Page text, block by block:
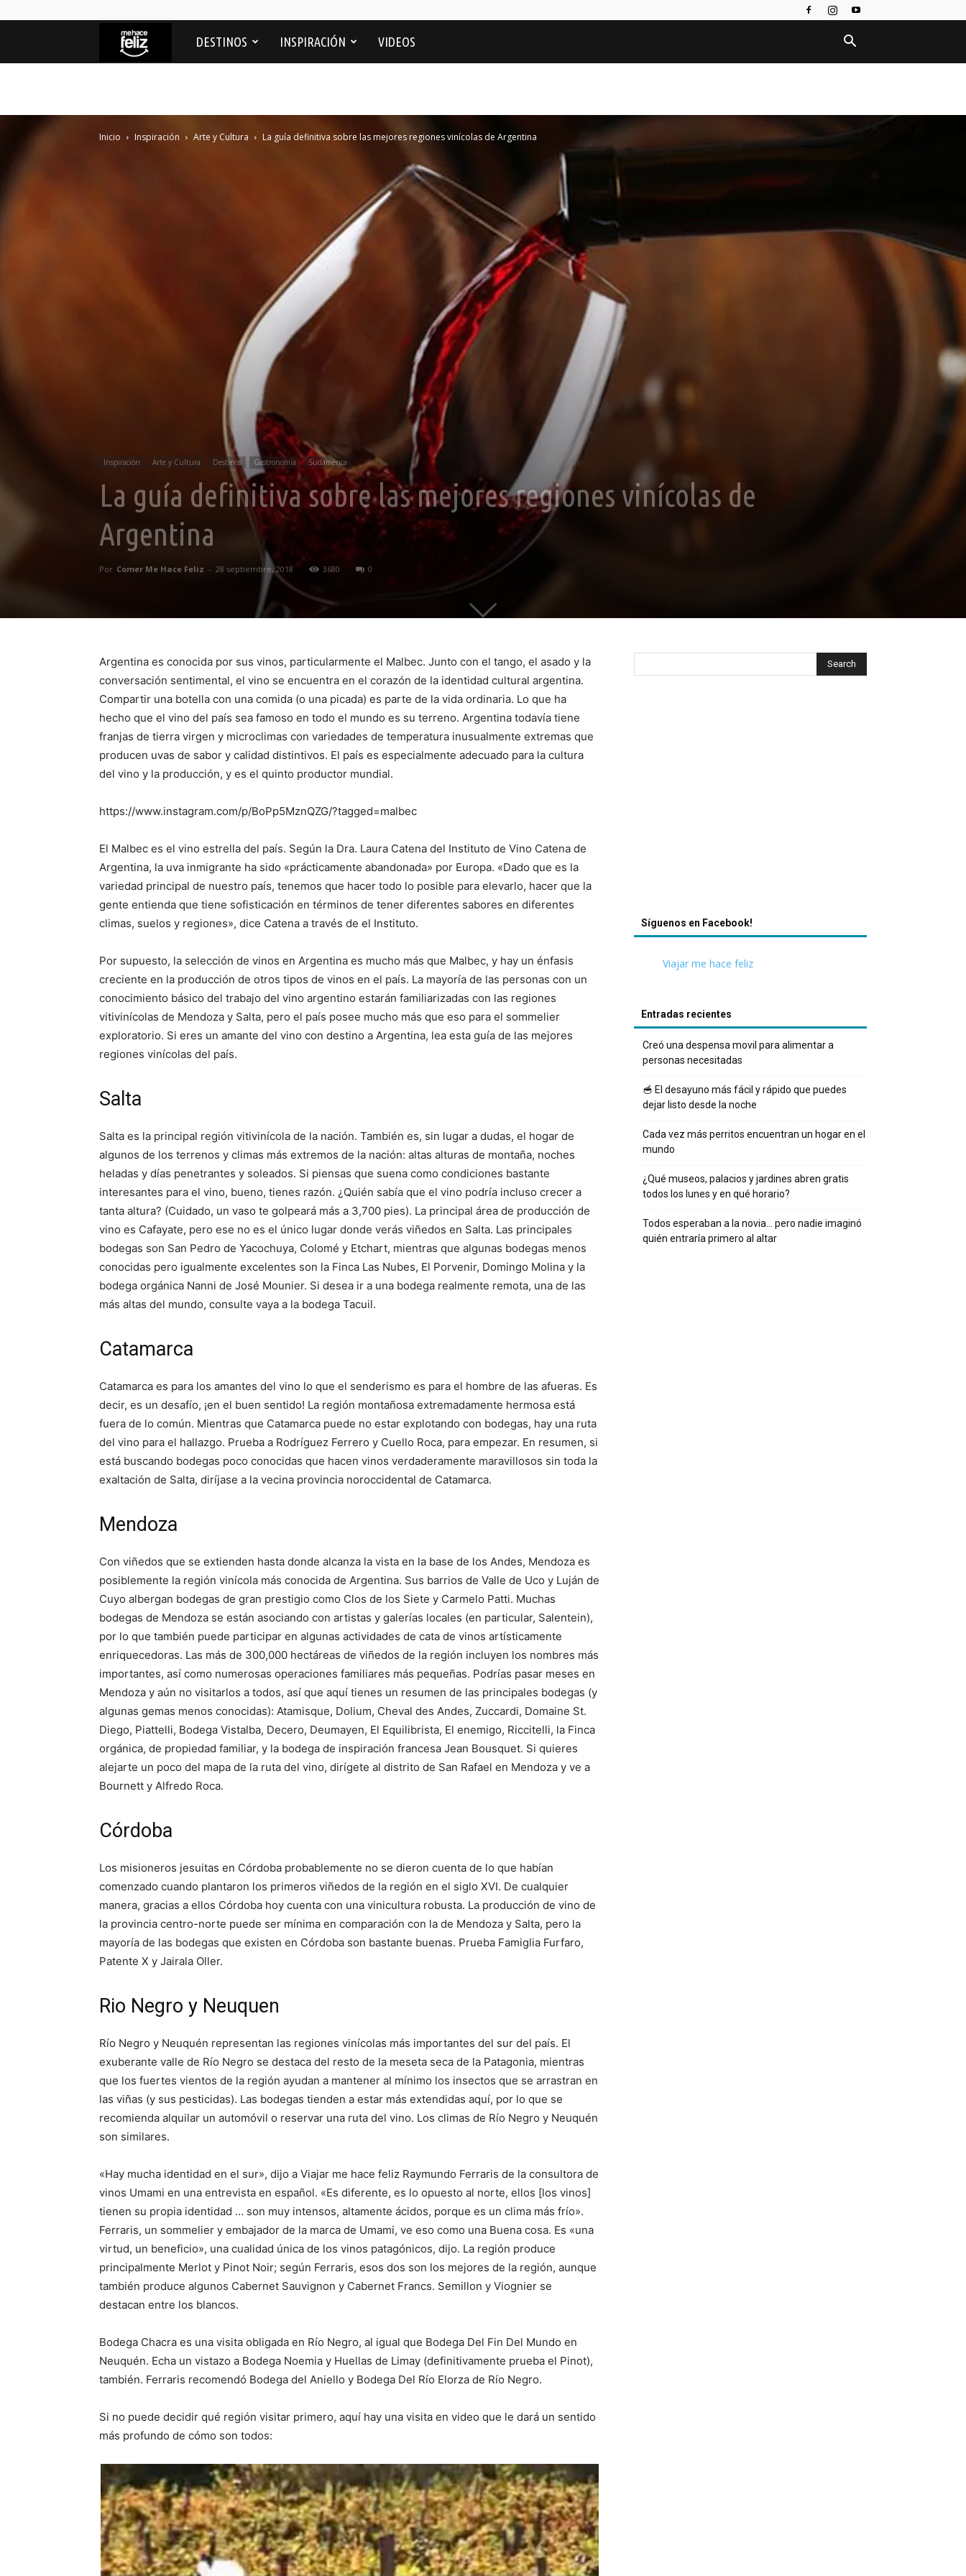
MeDESTINOS INSPIRACIÓN VIDEOS
Inicio Inspiración Arte y Cultura La guía definitiva sobre las mejores regiones vinícolas de Argentina
Inspiración Arte y Cultura Destinos Gastronomía Sudamérica
La guía definitiva sobre las mejores regiones vinícolas de
Argentina
Por Comer Me Hace Feliz - 28 septiembre, 2018 3680 0
Argentina es conocida por sus vinos, particularmente el Malbec. Junto con el tango, el asado y la
conversación sentimental, el vino se encuentra en el corazón de la identidad cultural argentina.
Compartir una botella con una comida (o una picada) es parte de la vida ordinaria. Lo que ha
hecho que el vino del país sea famoso en todo el mundo es su terreno. Argentina todavía tiene
franjas de tierra virgen y microclimas con variedades de temperatura inusualmente extremas que
producen uvas de sabor y calidad distintivos. El país es especialmente adecuado para la cultura
del vino y la producción, y es el quinto productor mundial.
https://www.instagram.com/p/BoPp5MznQZG/?tagged=malbec
El Malbec es el vino estrella del país. Según la Dra. Laura Catena del Instituto de Vino Catena de
Argentina, la uva inmigrante ha sido «prácticamente abandonada» por Europa. «Dado que es la
variedad principal de nuestro país, tenemos que hacer todo lo posible para elevarlo, hacer que la
gente entienda que tiene sofisticación en términos de tener diferentes sabores en diferentes
climas, suelos y regiones», dice Catena a través de el Instituto.
Por supuesto, la selección de vinos en Argentina es mucho más que Malbec, y hay un énfasis
creciente en la producción de otros tipos de vinos en el país. La mayoría de las personas con un
conocimiento básico del trabajo del vino argentino estarán familiarizadas con las regiones
vitivinícolas de Mendoza y Salta, pero el país posee mucho más que eso para el sommelier
exploratorio. Si eres un amante del vino con destino a Argentina, lea esta guía de las mejores
regiones vinícolas del país.
Salta
Salta es la principal región vitivinícola de la nación. También es, sin lugar a dudas, el hogar de
algunos de los terrenos y climas más extremos de la nación: altas alturas de montaña, noches
heladas y días penetrantes y soleados. Si piensas que suena como condiciones bastante
interesantes para el vino, bueno, tienes razón. ¿Quién sabía que el vino podría incluso crecer a
tanta altura? (Cuidado, un vaso te golpeará más a 3,700 pies). La principal área de producción de
vino es Cafayate, pero ese no es el único lugar donde verás viñedos en Salta. Las principales
bodegas son San Pedro de Yacochuya, Colomé y Etchart, mientras que algunas bodegas menos
conocidas pero igualmente excelentes son la Finca Las Nubes, El Porvenir, Domingo Molina y la
bodega orgánica Nanni de José Mounier. Si desea ir a una bodega realmente remota, una de las
más altas del mundo, consulte vaya a la bodega Tacuil.
Catamarca
Catamarca es para los amantes del vino lo que el senderismo es para el hombre de las afueras. Es
decir, es un desafío, ¡en el buen sentido! La región montañosa extremadamente hermosa está
fuera de lo común. Mientras que Catamarca puede no estar explotando con bodegas, hay una ruta
del vino para el hallazgo. Prueba a Rodríguez Ferrero y Cuello Roca, para empezar. En resumen, si
está buscando bodegas poco conocidas que hacen vinos verdaderamente maravillosos sin toda la
exaltación de Salta, diríjase a la vecina provincia noroccidental de Catamarca.
Mendoza
Con viñedos que se extienden hasta donde alcanza la vista en la base de los Andes, Mendoza es
posiblemente la región vinícola más conocida de Argentina. Sus barrios de Valle de Uco y Luján de
Cuyo albergan bodegas de gran prestigio como Clos de los Siete y Carmelo Patti. Muchas
bodegas de Mendoza se están asociando con artistas y galerías locales (en particular, Salentein),
por lo que también puede participar en algunas actividades de cata de vinos artísticamente
enriquecedoras. Las más de 300,000 hectáreas de viñedos de la región incluyen los nombres más
importantes, así como numerosas operaciones familiares más pequeñas. Podrías pasar meses en
Mendoza y aún no visitarlos a todos, así que aquí tienes un resumen de las principales bodegas (y
algunas gemas menos conocidas): Atamisque, Dolium, Cheval des Andes, Zuccardi, Domaine St.
Diego, Piattelli, Bodega Vistalba, Decero, Deumayen, El Equilibrista, El enemigo, Riccitelli, la Finca
orgánica, de propiedad familiar, y la bodega de inspiración francesa Jean Bousquet. Si quieres
alejarte un poco del mapa de la ruta del vino, dirígete al distrito de San Rafael en Mendoza y ve a
Bournett y Alfredo Roca.
Córdoba
Los misioneros jesuitas en Córdoba probablemente no se dieron cuenta de lo que habían
comenzado cuando plantaron los primeros viñedos de la región en el siglo XVI. De cualquier
manera, gracias a ellos Córdoba hoy cuenta con una vinicultura robusta. La producción de vino de
la provincia centro-norte puede ser mínima en comparación con la de Mendoza y Salta, pero la
mayoría de las bodegas que existen en Córdoba son bastante buenas. Prueba Famiglia Furfaro,
Patente X y Jairala Oller.
Rio Negro y Neuquen
Río Negro y Neuquén representan las regiones vinícolas más importantes del sur del país. El
exuberante valle de Río Negro se destaca del resto de la meseta seca de la Patagonia, mientras
que los fuertes vientos de la región ayudan a mantener al mínimo los insectos que se arrastran en
las viñas (y sus pesticidas). Las bodegas tienden a estar más extendidas aquí, por lo que se
recomienda alquilar un automóvil o reservar una ruta del vino. Los climas de Río Negro y Neuquén
son similares.
«Hay mucha identidad en el sur», dijo a Viajar me hace feliz Raymundo Ferraris de la consultora de
vinos Umami en una entrevista en español. «Es diferente, es lo opuesto al norte, ellos [los vinos]
tienen su propia identidad … son muy intensos, altamente ácidos, porque es un clima más frío».
Ferraris, un sommelier y embajador de la marca de Umami, ve eso como una Buena cosa. Es «una
virtud, un beneficio», una cualidad única de los vinos patagónicos, dijo. La región produce
principalmente Merlot y Pinot Noir; según Ferraris, esos dos son los mejores de la región, aunque
también produce algunos Cabernet Sauvignon y Cabernet Francs. Semillon y Viognier se
destacan entre los blancos.
Bodega Chacra es una visita obligada en Río Negro, al igual que Bodega Del Fin Del Mundo en
Neuquén. Echa un vistazo a Bodega Noemia y Huellas de Limay (definitivamente prueba el Pinot),
también. Ferraris recomendó Bodega del Aniello y Bodega Del Río Elorza de Río Negro.
Si no puede decidir qué región visitar primero, aquí hay una visita en video que le dará un sentido
más profundo de cómo son todos:
Síguenos en Facebook!
Viajar me hace feliz
Entradas recientes
Creó una despensa movil para alimentar a
personas necesitadas
🥣 El desayuno más fácil y rápido que puedes
dejar listo desde la noche
Cada vez más perritos encuentran un hogar en el
mundo
¿Qué museos, palacios y jardines abren gratis
todos los lunes y en qué horario?
Todos esperaban a la novia… pero nadie imaginó
quién entraría primero al altar